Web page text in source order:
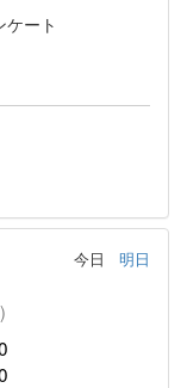
ート
今日 明日